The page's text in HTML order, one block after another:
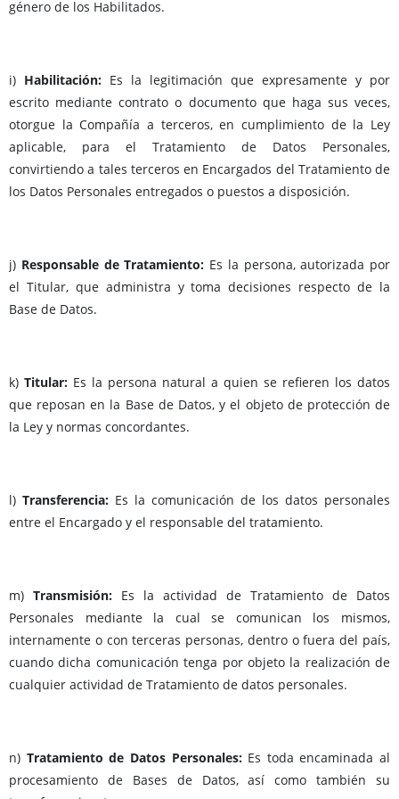
género de los Habilitados.
i) Habilitación: Es la legitimación que expresamente y por
escrito mediante contrato o documento que haga sus veces,
otorgue la Compañía a terceros, en cumplimiento de la Ley
aplicable, para el Tratamiento de Datos Personales,
convirtiendo a tales terceros en Encargados del Tratamiento de
los Datos Personales entregados o puestos a disposición.
j) Responsable de Tratamiento: Es la persona, autorizada por
el Titular, que administra y toma decisiones respecto de la
Base de Datos.
k) Titular: Es la persona natural a quien se refieren los datos
que reposan en la Base de Datos, y el objeto de protección de
la Ley y normas concordantes.
l) Transferencia: Es la comunicación de los datos personales
entre el Encargado y el responsable del tratamiento.
m) Transmisión: Es la actividad de Tratamiento de Datos
Personales mediante la cual se comunican los mismos,
internamente o con terceras personas, dentro o fuera del país,
cuando dicha comunicación tenga por objeto la realización de
cualquier actividad de Tratamiento de datos personales.
n) Tratamiento de Datos Personales: Es toda encaminada al
procesamiento de Bases de Datos, así como también su